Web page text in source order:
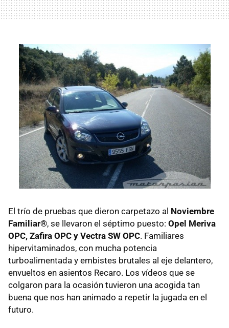
El trío de pruebas que dieron carpetazo al Noviembre
Familiar®, se llevaron el séptimo puesto: Opel Meriva
OPC, Zafira OPC y Vectra SW OPC. Familiares
hipervitaminados, con mucha potencia
turboalimentada y embistes brutales al eje delantero,
envueltos en asientos Recaro. Los vídeos que se
colgaron para la ocasión tuvieron una acogida tan
buena que nos han animado a repetir la jugada en el
futuro.